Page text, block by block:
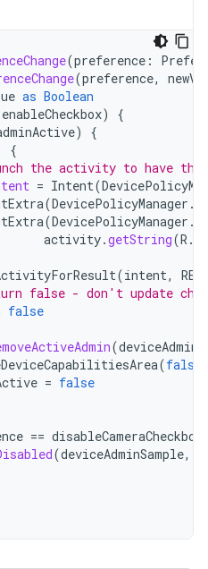
(preference :
(preference,
as Boolean
enableCheckbox)
{
)
{
{
the activity to have the
= Intent(
(DevicePolicyManager .
(DevicePolicyManager .
activity.getString(R .
(intent,
false - don't update
false
(
(false
= false
== disableCameraCheckbox
(deviceAdminSample,